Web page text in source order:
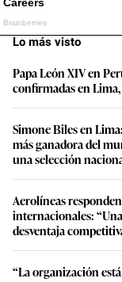
Lo más visto
Papa León XIV en
confirmadas en
Simone Biles en
más ganadora del
una selección
Aerolíneas
internacionales:
desventaja
“La organización